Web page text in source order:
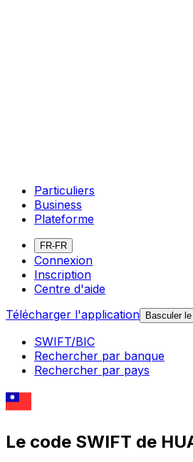
Particuliers
Business
Plateforme
FR-FR
Connexion
Inscription
Centre d'aide
Télécharger l'application Basculer
SWIFT/BIC
Rechercher par banque
Rechercher par pays
Le code SWIFT de